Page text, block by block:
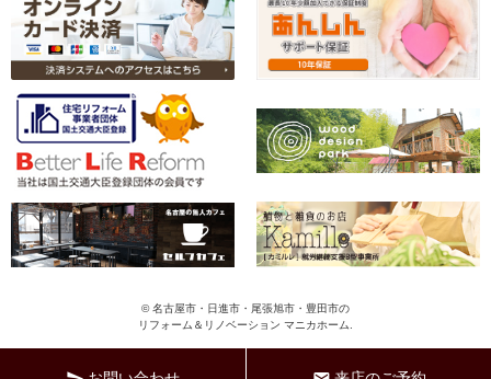
© 名古屋市・日進市・尾張旭市・豊田市の
リフォーム＆リノベーション マニカホーム.